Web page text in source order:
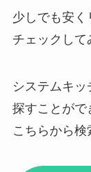
少しでも安
チェックして
システムキ
探すことがで
こちらから検